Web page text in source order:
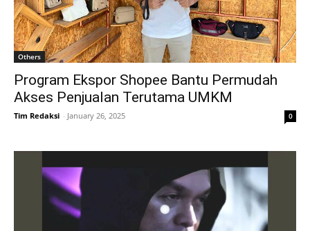
Others
Program Ekspor Shopee Bantu Permudah
Akses Penjualan Terutama UMKM
Tim Redaksi - January 26, 2025 0